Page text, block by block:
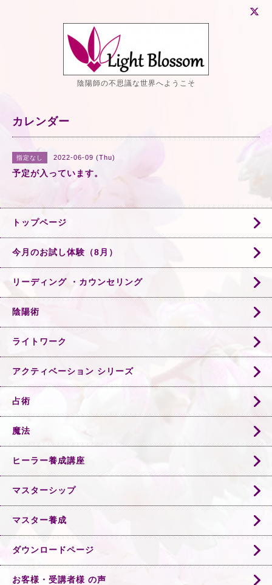
陰陽師の不思議な世界へようこそ
カレンダー
指定なし 2022-06-09 (Thu)
予定が入っています。
トップページ
今月のお試し体験（8月）
リーディング ・カウンセリング
陰陽術
ライトワーク
アクティベーション シリーズ
占術
魔法
ヒーラー養成講座
マスターシップ
マスター養成
ダウンロードページ
お客様・受講者様 の声